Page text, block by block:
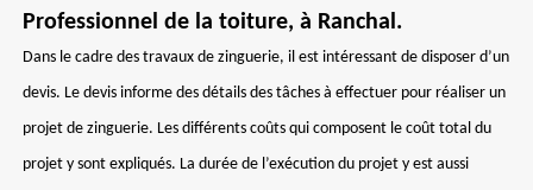
Professionnel de la toiture, à Ranchal.
Dans le cadre des travaux de zinguerie, il est intéressant de disposer d’un
devis. Le devis informe des détails des tâches à effectuer pour réaliser un
projet de zinguerie. Les différents coûts qui composent le coût total du
projet y sont expliqués. La durée de l’exécution du projet y est aussi